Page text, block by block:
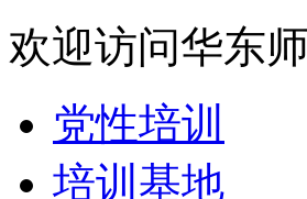
欢迎访问华东
党性培训
培训基地